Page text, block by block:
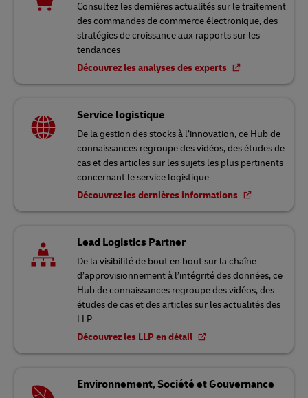
Consultez les dernières actualités sur le traitement
des commandes de commerce électronique, des
stratégies de croissance aux rapports sur les
tendances
Découvrez les analyses des experts
Service logistique
De la gestion des stocks à l’innovation, ce Hub de
connaissances regroupe des vidéos, des études de
cas et des articles sur les sujets les plus pertinents
concernant le service logistique
Découvrez les dernières informations
Lead Logistics Partner
De la visibilité de bout en bout sur la chaîne
d’approvisionnement à l’intégrité des données, ce
Hub de connaissances regroupe des vidéos, des
études de cas et des articles sur les actualités des
LLP
Découvrez les LLP en détail
Environnement, Société et Gouvernance